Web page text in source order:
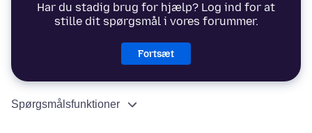
Har du stadig brug for hjælp? Log ind for at
stille dit spørgsmål i vores forummer.
Fortsæt
Spørgsmålsfunktioner